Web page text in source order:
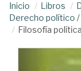
Inicio Libros
Derecho político /
Filosofía política